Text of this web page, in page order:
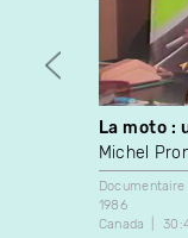
La moto :
Michel
Documentaire
1986
Canada